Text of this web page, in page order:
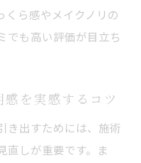
くら感やメイクノリの
でも高い評価が目立ち
を実感するコツ
き出すためには、施術
直しが重要です。ま